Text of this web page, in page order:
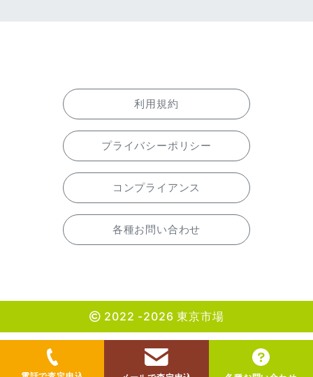
利用規約
プライバシーポリシー
コンプライアンス
各種お問い合わせ
2022 -2026 東京市場